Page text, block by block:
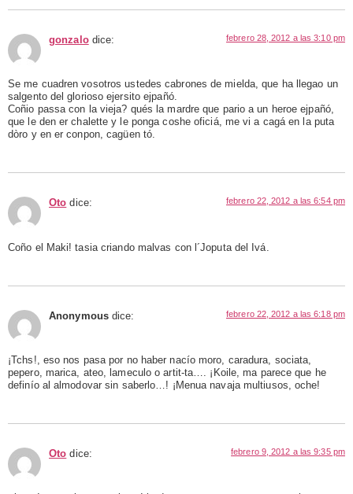
gonzalo dice: febrero 28, 2012 a las 3:10 pm
Se me cuadren vosotros ustedes cabrones de mielda, que ha llegao un
salgento del glorioso ejersito ejpañó.
Coñio passa con la vieja? qués la mardre que pario a un heroe ejpañó,
que le den er chalette y le ponga coshe oficiá, me vi a cagá en la puta
dòro y en er conpon, cagüen tó.
Oto dice: febrero 22, 2012 a las 6:54 pm
Coño el Maki! tasia criando malvas con l´Joputa del Ivá.
Anonymous dice: febrero 22, 2012 a las 6:18 pm
¡Tchs!, eso nos pasa por no haber nacío moro, caradura, sociata,
pepero, marica, ateo, lameculo o artit-ta…. ¡Koile, ma parece que he
definío al almodovar sin saberlo…! ¡Menua navaja multiusos, oche!
Oto dice: febrero 9, 2012 a las 9:35 pm